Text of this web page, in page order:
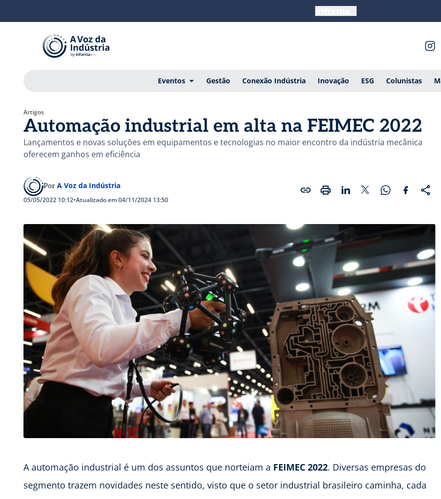
Eventos Gestão Conexão Indústria Inovação ESG Colunistas
Artigos
Automação industrial em alta na FEIMEC 2022
Lançamentos e novas soluções em equipamentos e tecnologias no maior encontro da indústria mecânica
oferecem ganhos em eficiência
Por A Voz da Indústria
05/05/2022 10:12•Atualizado em 04/11/2024 13:50
A automação industrial é um dos assuntos que norteiam a FEIMEC 2022. Diversas empresas do
segmento trazem novidades neste sentido, visto que o setor industrial brasileiro caminha, cada